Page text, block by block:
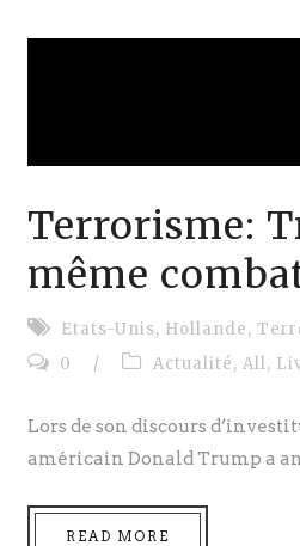
Terrorisme:
même
Etats-Unis, Hollande,
0
/ Actualité, All,
Lors de son discours
américain Donald Trump a
READ MORE